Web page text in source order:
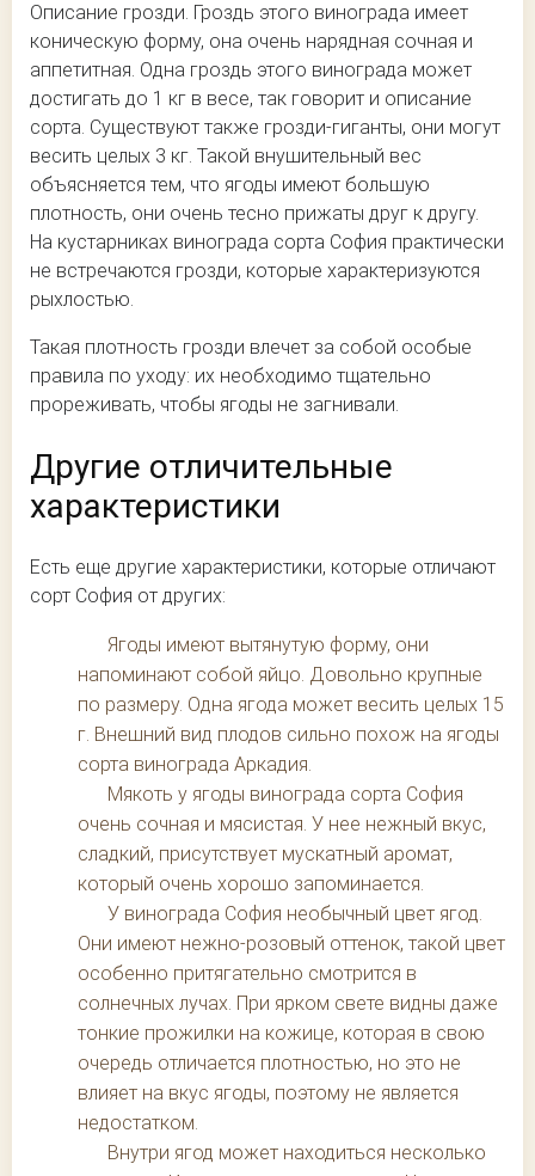
Описание грозди. Гроздь этого винограда имеет
коническую форму, она очень нарядная сочная и
аппетитная. Одна гроздь этого винограда может
достигать до 1 кг в весе, так говорит и описание
сорта. Существуют также грозди-гиганты, они могут
весить целых 3 кг. Такой внушительный вес
объясняется тем, что ягоды имеют большую
плотность, они очень тесно прижаты друг к другу.
На кустарниках винограда сорта София практически
не встречаются грозди, которые характеризуются
рыхлостью.
Такая плотность грозди влечет за собой особые
правила по уходу: их необходимо тщательно
прореживать, чтобы ягоды не загнивали.
Другие отличительные
характеристики
Есть еще другие характеристики, которые отличают
сорт София от других:
Ягоды имеют вытянутую форму, они
напоминают собой яйцо. Довольно крупные
по размеру. Одна ягода может весить целых 15
г. Внешний вид плодов сильно похож на ягоды
сорта винограда Аркадия.
Мякоть у ягоды винограда сорта София
очень сочная и мясистая. У нее нежный вкус,
сладкий, присутствует мускатный аромат,
который очень хорошо запоминается.
У винограда София необычный цвет ягод.
Они имеют нежно-розовый оттенок, такой цвет
особенно притягательно смотрится в
солнечных лучах. При ярком свете видны даже
тонкие прожилки на кожице, которая в свою
очередь отличается плотностью, но это не
влияет на вкус ягоды, поэтому не является
недостатком.
Внутри ягод может находиться несколько